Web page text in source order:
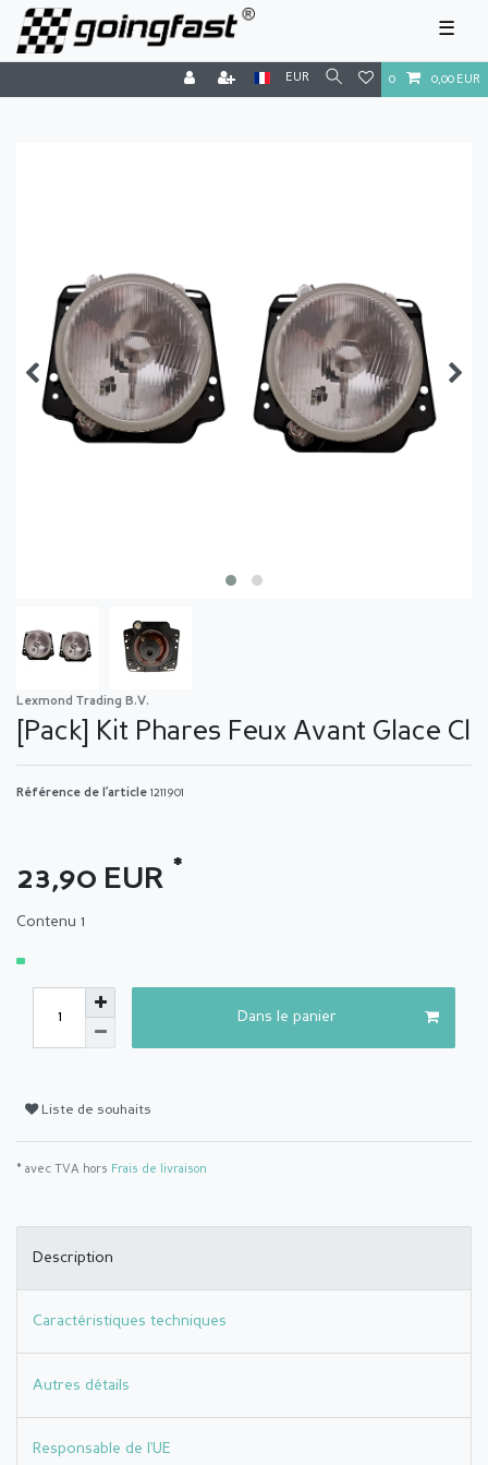
☰
EUR 0 0,00 EUR
Lexmond Trading B.V.
[Pack] Kit Phares Feux Avant Glace Cl
Référence de l’article 1211901
23,90 EUR *
Contenu 1
Dans le panier
Liste de souhaits
* avec TVA hors Frais de livraison
Description
Caractéristiques techniques
Autres détails
Responsable de l'UE